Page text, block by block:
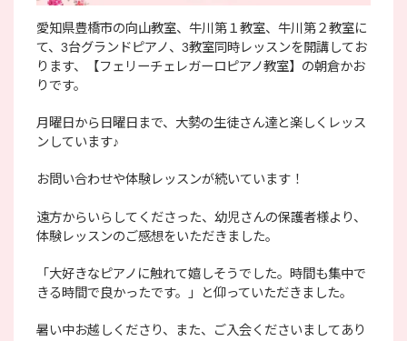
愛知県豊橋市の向山教室、牛川第１教室、牛川第２教室に
て、3台グランドピアノ、3教室同時レッスンを開講してお
ります、【フェリーチェレガーロピアノ教室】の朝倉かお
りです。
月曜日から日曜日まで、大勢の生徒さん達と楽しくレッス
ンしています♪
お問い合わせや体験レッスンが続いています！
遠方からいらしてくださった、幼児さんの保護者様より、
体験レッスンのご感想をいただきました。
「大好きなピアノに触れて嬉しそうでした。時間も集中で
きる時間で良かったです。」と仰っていただきました。
暑い中お越しくださり、また、ご入会くださいましてあり